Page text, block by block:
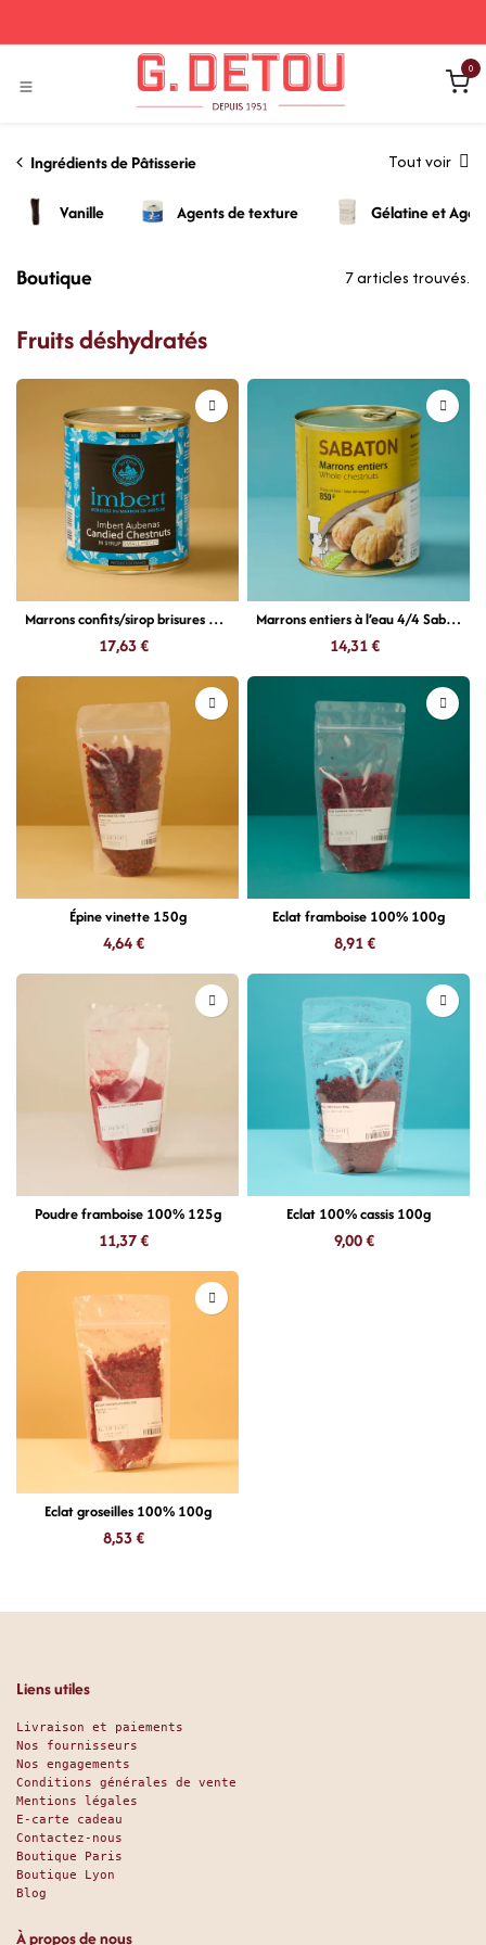
0
Ingrédients de Pâtisserie Tout voir
Vanille Agents de texture Gélatine et
Boutique 7 articles trouvés.
Fruits déshydratés
Marrons confits/sirop brisures 4/4 Imbert
17,63€
Marrons entiers à l’eau 4/4 Sabaton
14,31€
Épine vinette 150g
4,64€
Eclat framboise 100% 100g
8,91€
Poudre framboise 100% 125g
11,37€
Eclat 100% cassis 100g
9,00€
Eclat groseilles 100% 100g
8,53€
Liens utiles
Livraison et paiements
Nos fournisseurs
Nos engagements
Conditions générales de vente
Mentions légales
E-carte cadeau
Contactez-nous
Boutique Paris
Boutique Lyon
Blog
À propos de nous